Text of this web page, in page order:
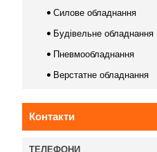
Силове обладнання
Будівельне обладнання
Пневмообладнання
Верстатне обладнання
Контакти